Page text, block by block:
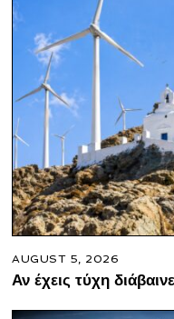
AUGUST 5, 2026
Αν έχεις τύχη